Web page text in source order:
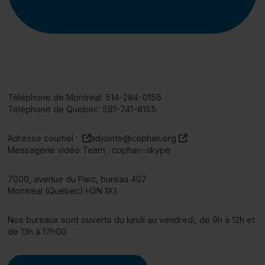
Téléphone de Montréal: 514-284-0155
Téléphone de Québec: 581-741-8155
Adresse courriel : (ce lien s’ouvrira dans une nouvelle
adjointe@cophan.org
(ce lien s’ouvrira
Messagerie vidéo Team : cophan-skype
7000, avenue du Parc, bureau 407
Montréal (Québec) H3N 1X1
Nos bureaux sont ouverts du lundi au vendredi, de 9h à 12h et
de 13h à 17h00.